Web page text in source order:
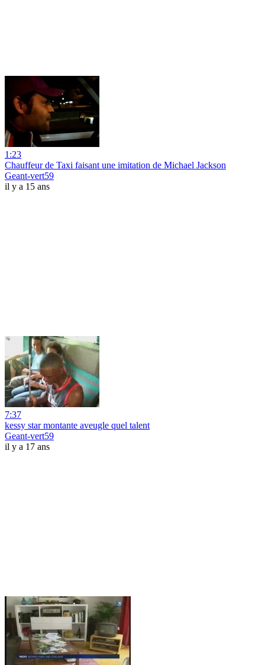
1:23
Chauffeur de Taxi faisant une imitation de Michael Jackson
Geant-vert59
il y a 15 ans
7:37
kessy star montante aveugle quel talent
Geant-vert59
il y a 17 ans